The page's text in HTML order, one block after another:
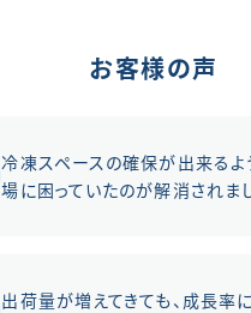
お客様の声
冷凍スペースの確保が出来るよ
場に困っていたのが解消されま
出荷量が増えてきても、成長率